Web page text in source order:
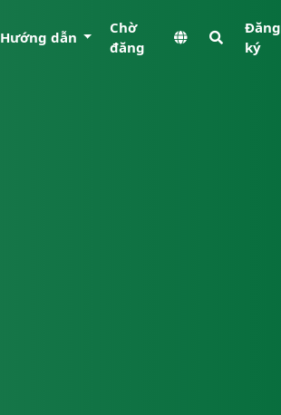
Hướng dẫn
Chờ
đăng
Đăng
ký